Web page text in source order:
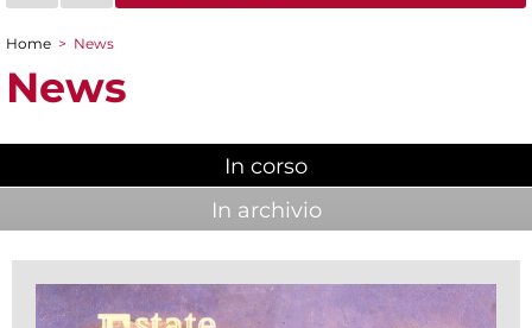
Tu sei qui
Home > News
News
In corso
In archivio